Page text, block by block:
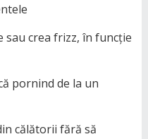
crea frizz, în funcție
pornind de la un
călătorii fără să